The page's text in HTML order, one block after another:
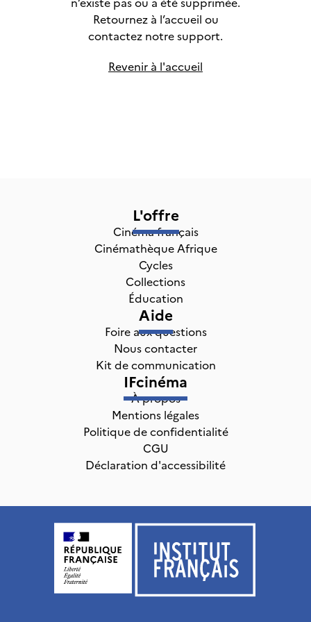
Retournez à l’accueil ou
contactez notre support.
Revenir à l'accueil
L'offre
Cinéma français
Cinémathèque Afrique
Cycles
Collections
Éducation
Aide
Foire aux questions
Nous contacter
Kit de communication
IFcinéma
À propos
Mentions légales
Politique de confidentialité
CGU
Déclaration d'accessibilité